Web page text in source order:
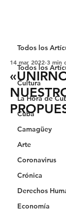
Todos los
Cultura
La Hora de
Cuba
Camagüey
Arte
Coronavirus
Crónica
Derechos
Economía
Todos los
14 mar 2022 3 min